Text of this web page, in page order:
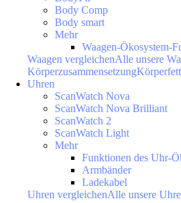
Body Comp
Body smart
Mehr
Waagen-Ökosystem-
Waagen vergleichenAlle unsere
Körperzusammensetzung
Uhren
ScanWatch Nova
ScanWatch Nova Brilliant
ScanWatch 2
ScanWatch Light
Mehr
Funktionen des Uhr-
Armbänder
Ladekabel
Uhren vergleichenAlle unsere